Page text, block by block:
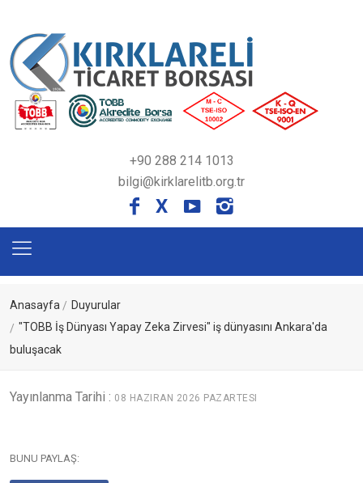
+90 288 214 1013
bilgi@kirklarelitb.org.tr
X
Anasayfa
Duyurular
"TOBB İş Dünyası Yapay Zeka Zirvesi" iş dünyasını Ankara'da
buluşacak
Yayınlanma Tarihi : 08 HAZIRAN 2026 PAZARTESI
BUNU PAYLAŞ: